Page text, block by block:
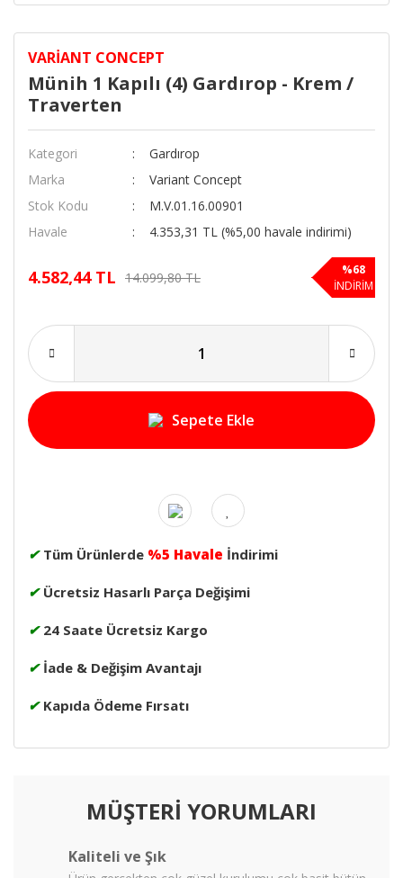
VARIANT CONCEPT
Münih 1 Kapılı (4) Gardırop - Krem /
Traverten
Kategori
Gardırop
Marka
Variant Concept
Stok Kodu
M.V.01.16.00901
Havale
4.353,31 TL (%5,00 havale indirimi)
4.582,44 TL 14.099,80 TL
%68
İNDİRİM
Sepete Ekle
✔ Tüm Ürünlerde %5 Havale İndirimi
✔ Ücretsiz Hasarlı Parça Değişimi
✔ 24 Saate Ücretsiz Kargo
✔ İade & Değişim Avantajı
✔ Kapıda Ödeme Fırsatı
MÜŞTERİ YORUMLARI
Kaliteli ve Şık